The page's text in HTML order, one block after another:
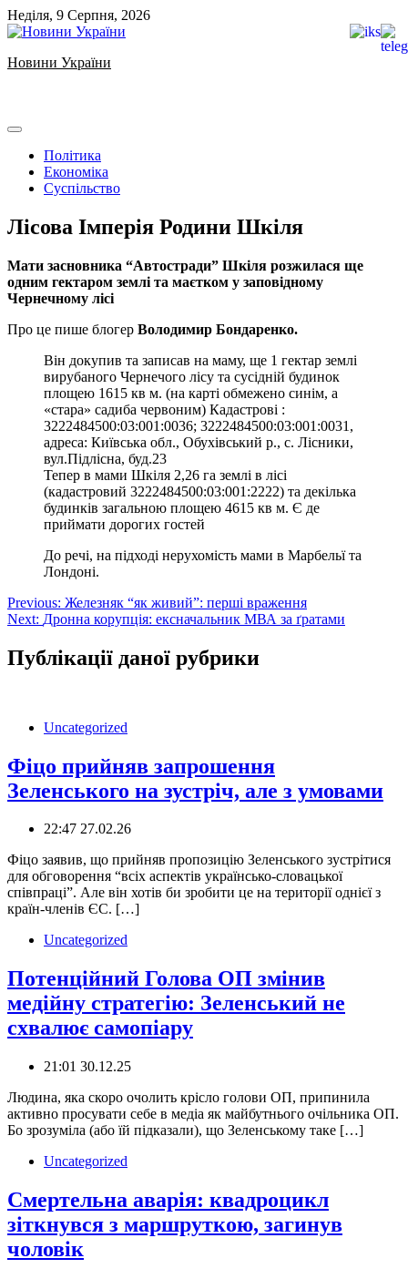
Skip
to
Неділя, 9 Серпня, 2026
Новини України
Політика
Економіка
Суспільство
Лісова Імперія Родини Шкіля
Мати засновника “Автостради” Шкіля розжилася ще
одним гектаром землі та маєтком у заповідному
Чернечному лісі
Про це пише блогер Володимир Бондаренко.
Він докупив та записав на маму, ще 1 гектар землі
вирубаного Чернечого лісу та сусідній будинок
площею 1615 кв м. (на карті обмежено синім, а
«стара» садиба червоним) Кадастрові :
3222484500:03:001:0036; 3222484500:03:001:0031,
адреса: Київська обл., Обухівський р., с. Лісники,
вул.Підлісна, буд.23
Тепер в мами Шкіля 2,26 га землі в лісі
(кадастровий 3222484500:03:001:2222) та декілька
будинків загальною площею 4615 кв м. Є де
приймати дорогих гостей
До речі, на підході нерухомість мами в Марбельї та
Лондоні.
Навігація
записів
Previous: Железняк “як живий”: перші враження
Next: Дронна корупція: ексначальник МВА за ґратами
Публікації даної рубрики
Uncategorized
Фіцо прийняв запрошення
Зеленського на зустріч, але з умовами
22:47 27.02.26
Фіцо заявив, що прийняв пропозицію Зеленського зустрітися
для обговорення “всіх аспектів українсько-словацької
співпраці”. Але він хотів би зробити це на території однієї з
країн-членів ЄС. […]
Uncategorized
Потенційний Голова ОП змінив
медійну стратегію: Зеленський не
схвалює самопіару
21:01 30.12.25
Людина, яка скоро очолить крісло голови ОП, припинила
активно просувати себе в медіа як майбутнього очільника ОП.
Бо зрозуміла (або їй підказали), що Зеленському таке […]
Uncategorized
Смертельна аварія: квадроцикл
зіткнувся з маршруткою, загинув
чоловік